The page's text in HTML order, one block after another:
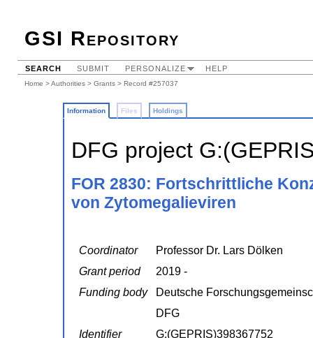
GSI Repository
SEARCH SUBMIT PERSONALIZE HELP
Home >Authorities > Grants > Record #257037
Information Files Holdings
DFG project
FOR 2830: Fortschrittliche
von Zytomegalieviren
Coordinator
Professor Dr. Lars Dölken
Grant period
2019 -
Funding body
Deutsche
DFG
Identifier
G:(GEPRIS)398367752